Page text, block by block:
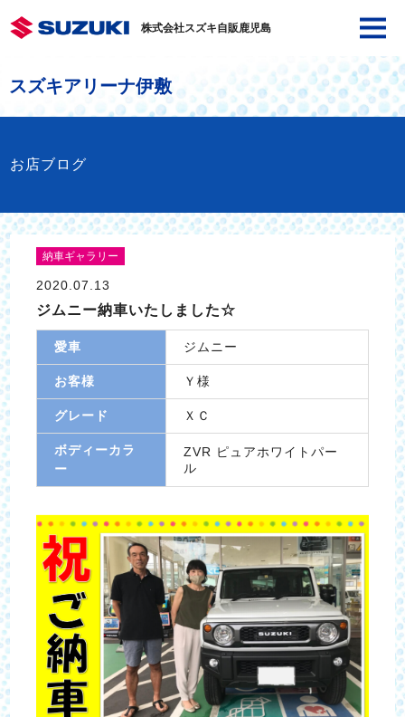
株式会社スズキ自販鹿児島
スズキアリーナ伊敷
お店ブログ
納車ギャラリー
2020.07.13
ジムニー納車いたしました☆
愛車 ジムニー
お客様 Ｙ様
グレード ＸＣ
ボディーカラ
ー
ZVR ピュアホワイトパー
ル